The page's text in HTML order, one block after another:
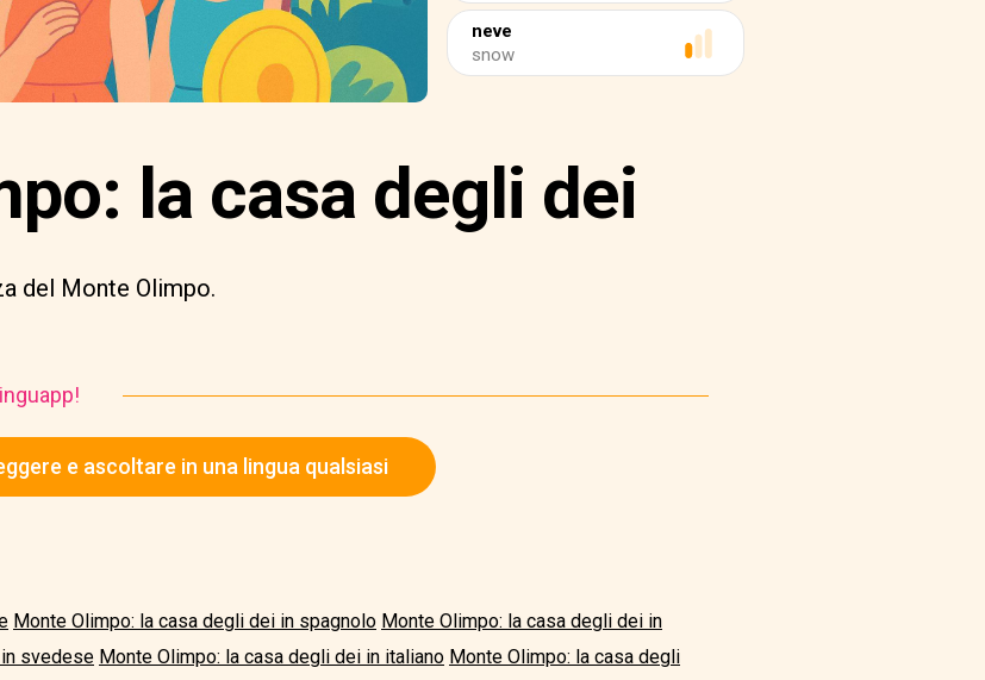
neve
snow
la casa degli dei
del Monte Olimpo.
e ascoltare in una lingua qualsiasi
Monte Olimpo: la casa degli dei in spagnolo Monte Olimpo: la casa degli dei in
svedese Monte Olimpo: la casa degli dei in italiano Monte Olimpo: la casa degli